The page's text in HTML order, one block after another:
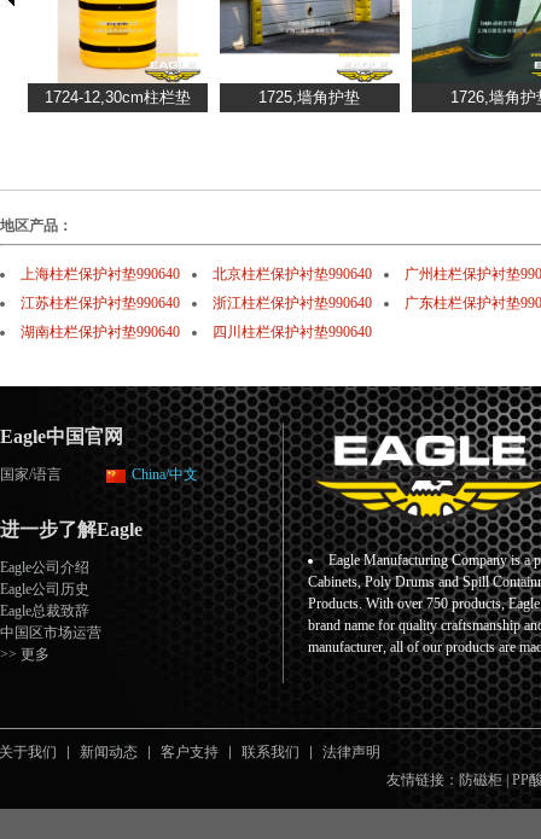
地区产品：
上海柱栏保护衬垫990640 北京柱栏保护衬垫990640
广州柱栏保护衬垫
江苏柱栏保护衬垫990640
浙江柱栏保护衬垫990640
广东柱栏保护衬垫
湖南柱栏保护衬垫990640
四川柱栏保护衬垫990640
Eagle中国官网
国家/语言 China/中文
进一步了解Eagle
Eagle公司介绍
Eagle公司历史
Eagle总裁致辞
中国区市场运营
>> 更多
Eagle Manufacturing Company is a
Cabinets, Poly Drums and Spill
Products. With over 750 products,
brand name for quality craftsmanship
manufacturer, all of our products are
关于我们 新闻动态 客户支持 联系我们
法律声明
友情链接： 防磁柜 PP